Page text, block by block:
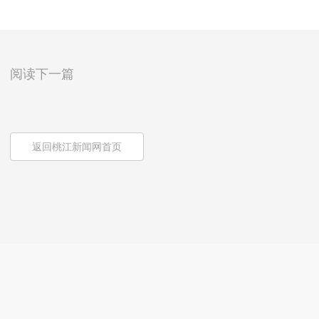
阅读下一篇
返回桃江新闻网首页